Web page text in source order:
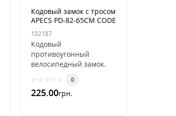
Кодовый замок с тросом
APECS PD-82-65СМ CODE
102187
Кодовый
противоугонный
велосипедный замок.
достаточно помнить
комбинацию. Хороший
0
225.00грн.